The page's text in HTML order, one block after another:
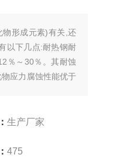
物形成元素)有关,还
以下几点:耐热钢耐
％～30％。其耐蚀
应力腐蚀性能优于
生产厂家
475